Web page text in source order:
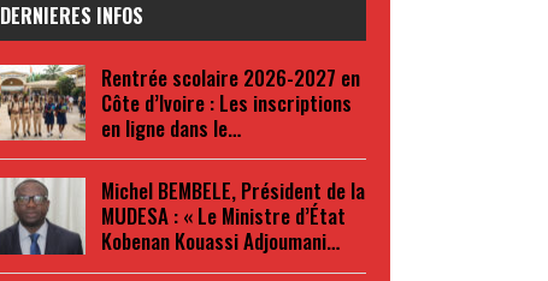
DERNIERES INFOS
Rentrée scolaire 2026-2027 en
Côte d’Ivoire : Les inscriptions
en ligne dans le…
Michel BEMBELE, Président de la
MUDESA : « Le Ministre d’État
Kobenan Kouassi Adjoumani…